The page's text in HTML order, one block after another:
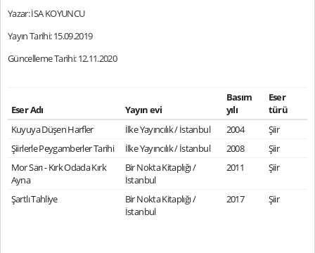
Yazar: İSA KOYUNCU
Yayın Tarihi: 15.09.2019
Güncelleme Tarihi: 12.11.2020
Eser Adı Yayın evi
Basım
yılı
Eser
türü
Kuyuya Düşen Harfler
İlke Yayıncılık / İstanbul 2004
Şiir
Şiirlerle Peygamberler Tarihi
İlke Yayıncılık / İstanbul 2008
Şiir
Mor Sarı - Kırk Odada Kırk
Ayna
Bir Nokta Kitaplığı /
İstanbul
2011 Şiir
Şartlı Tahliye
Bir Nokta Kitaplığı /
İstanbul
2017 Şiir